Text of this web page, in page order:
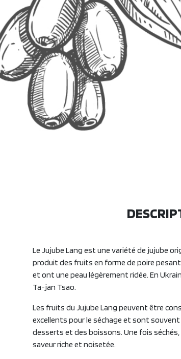
Le Jujube Lang est une variété de jujube
produit des fruits en forme de poire
et ont une peau légèrement ridée. En
Ta-jan Tsao.
Les fruits du Jujube Lang peuvent être
excellents pour le séchage et sont
desserts et des boissons. Une fois
saveur riche et noisetée.